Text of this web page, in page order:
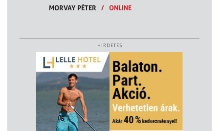
MORVAY PÉTER / ONLINE
HIRDETÉS